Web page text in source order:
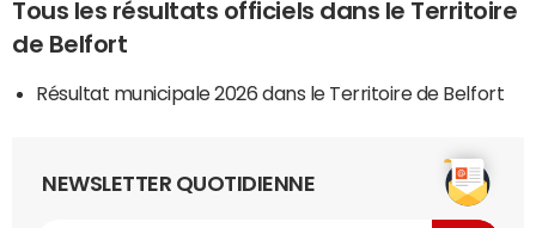
Tous les résultats officiels dans le Territoire
de Belfort
Résultat municipale 2026 dans le Territoire de Belfort
NEWSLETTER QUOTIDIENNE